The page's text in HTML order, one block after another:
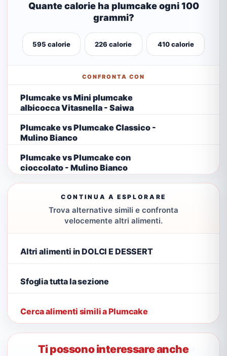
Quante calorie ha plumcake ogni 100
grammi?
595 calorie 226 calorie 410 calorie
CONFRONTA CON
Plumcake vs Mini plumcake
albicocca Vitasnella - Saiwa
Plumcake vs Plumcake Classico -
Mulino Bianco
Plumcake vs Plumcake con
cioccolato - Mulino Bianco
CONTINUA A ESPLORARE
Trova alternative simili e confronta
velocemente altri alimenti.
Altri alimenti in DOLCI E DESSERT
Sfoglia tutta la sezione
Cerca alimenti simili a Plumcake
Ti possono interessare anche